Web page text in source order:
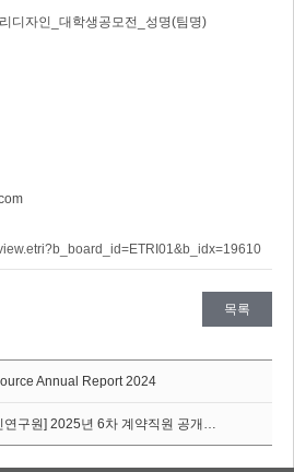
디자인_대학생공모전_성명(팀명)
목록
Annual Report 2024
[한국전자통신연구원] 2025년 6차 계약직원 공개채용